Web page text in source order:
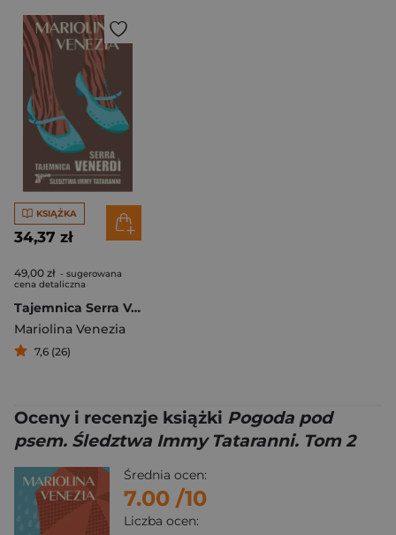
KSIĄŻKA
34,37 zł
49,00 zł - sugerowana
cena detaliczna
Tajemnica Serra Venerdi
Mariolina Venezia
7,6 (26)
Oceny i recenzje książki Pogoda pod
psem. Śledztwa Immy Tataranni. Tom 2
Średnia ocen:
7.00 /10
Liczba ocen: